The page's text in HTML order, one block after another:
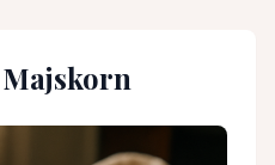
Majskorn